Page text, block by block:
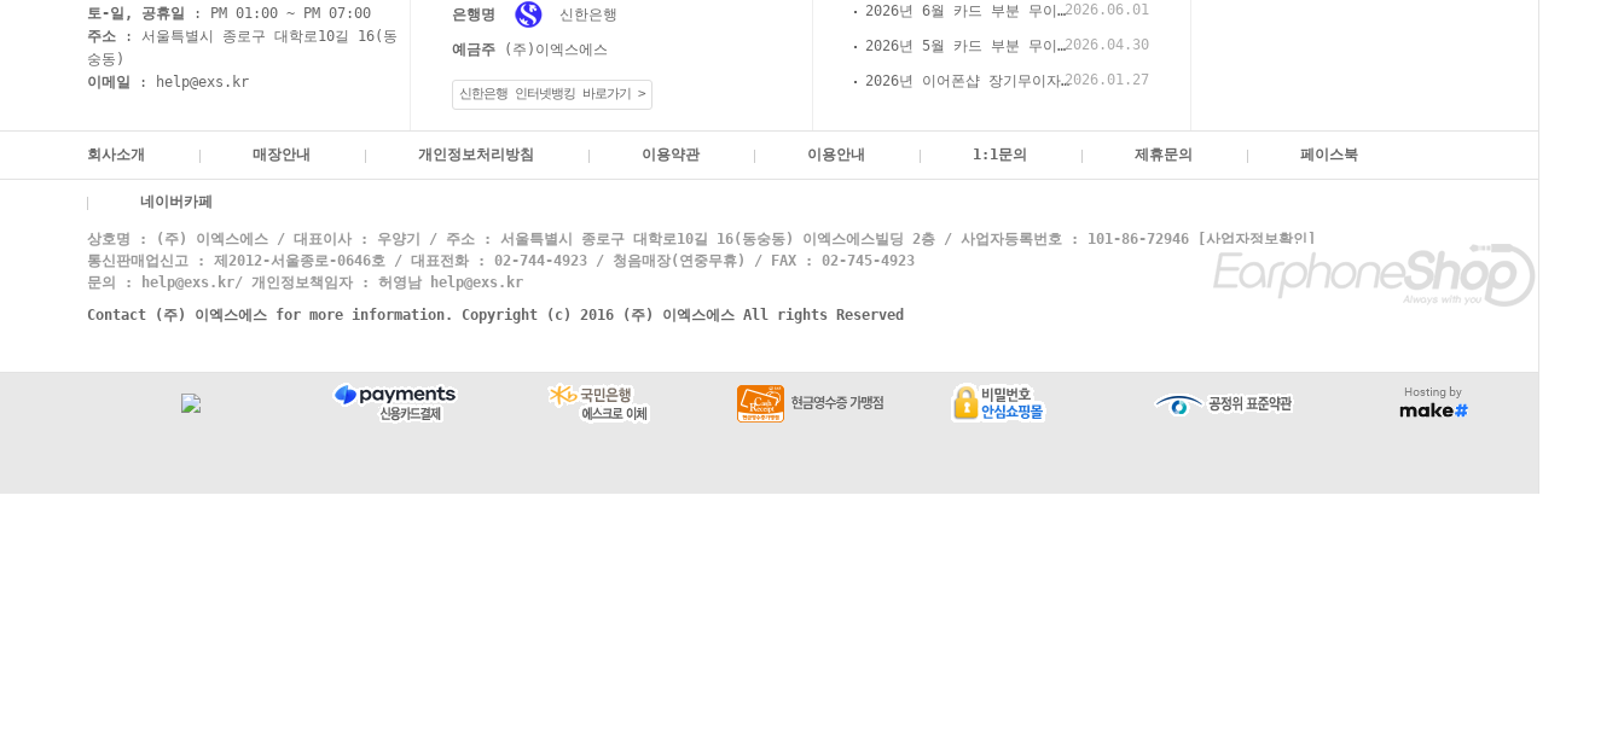
토-일, 공휴일
: PM 01:00 ~ PM 07:00
주소 : 서울특별시 종로구 대학로10길 16(동
숭동)
이메일
: help@exs.kr
은행명 신한은행
예금주 (주)이엑스에스
신한은행 인터넷뱅킹 바로가기 >
2026년 6월 카드 부분 무이자 할부 안내(이어폰샵 온라인 결제)2026.06.01
2026년 5월 카드 부분 무이자 할부 안내(이어폰샵 온라인 결제)2026.04.30
2026년 이어폰샵 장기무이자 할부 이벤트2026.01.27
회사소개 매장안내 개인정보처리방침 이용약관 이용안내 1:1문의 제휴문의 페이스북
네이버카페
상호명 : (주) 이엑스에스 / 대표이사 : 우양기 / 주소 : 서울특별시 종로구 대학로10길 16(동숭동) 이엑스에스빌딩 2층 / 사업자등록번호 : 101-86-72946
[사업자정보확인]
통신판매업신고 : 제2012-서울종로-0646호 / 대표전화 : 02-744-4923 / 청음매장(연중무휴) / FAX : 02-745-4923
문의 : help@exs.kr/ 개인정보책임자 : 허영남 help@exs.kr
Contact (주) 이엑스에스 for more information. Copyright (c) 2016 (주) 이엑스에스 All rights Reserved